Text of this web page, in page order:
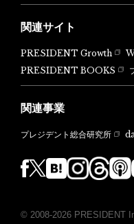
関連サイト
PRESIDENT Growth
PRESIDENT BOOKS
関連事業
プレジデント総合研究所
© 2008-2026 PRESIDENT